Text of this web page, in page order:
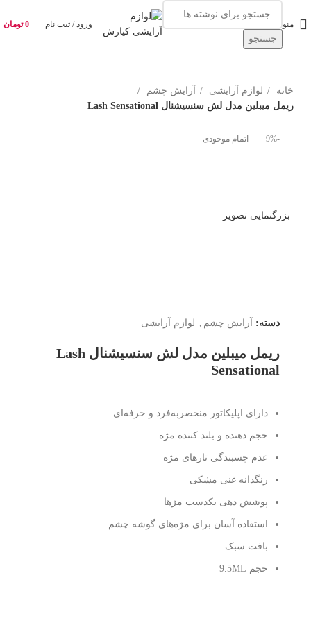
منو
جستجو
ورود / ثبت نام 0 تومان
خانه لوازم آرایشی
آرایش چشم
ریمل میبلین مدل لش سنسیشنال Lash Sensational
-9% اتمام موجودی
بزرگنمایی تصویر
دسته: آرایش چشم لوازم آرایشی
ریمل میبلین مدل لش سنسیشنال Lash
Sensational
دارای اپلیکاتور منحصربه‌فرد و حرفه‌ای
حجم دهنده و بلند کننده مژه
عدم چسبندگی تارهای مژه
رنگدانه غنی مشکی
پوشش دهی یکدست مژها
استفاده آسان برای مژه‌های گوشه چشم
بافت سبک
حجم 9.5ML